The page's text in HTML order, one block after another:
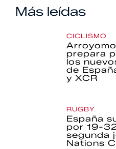
Más leídas
CICLISMO
prepara
los
de
y XCR
RUGBY
España
por 19-
segunda
Nations